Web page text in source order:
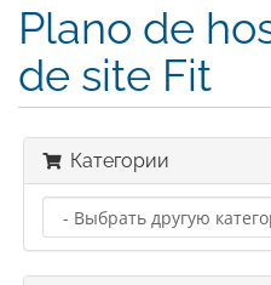
Plano de
de site Fit
Категории